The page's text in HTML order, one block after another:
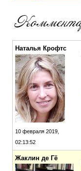
Наталья Крофтс
10 февраля 2019,
02:13:52
Жаклин де Гё